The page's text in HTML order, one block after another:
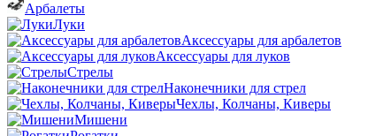
Арбалеты
Луки
Аксессуары для арбалетов
Аксессуары для луков
Стрелы
Наконечники для стрел
Чехлы, Колчаны, Киверы
Мишени